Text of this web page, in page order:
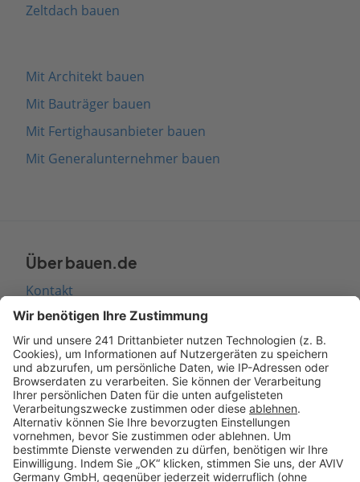
Zeltdach bauen
Mit Architekt bauen
Mit Bauträger bauen
Mit Fertighausanbieter bauen
Mit Generalunternehmer bauen
Über bauen.de
Kontakt
Seitenaufbau
Barrierefreiheit
Cookie Einstellungen
Rechtliches
AGB-Übersicht